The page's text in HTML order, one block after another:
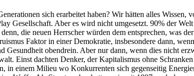
sich erarbeitet haben? Wir hätten alles
Gesellschaft. Aber es wird nicht umgesetzt. 90% der
die neuen Herrscher würden dem entsprechen, was
Faktor in einer Demokratie, insbesondere dann,
obendrein. Aber nur dann, wenn dies nicht
Einst dachten Denker, der Kapitalismus ohne
in einem Milieu wo Konkurrenten sich gegenseitig